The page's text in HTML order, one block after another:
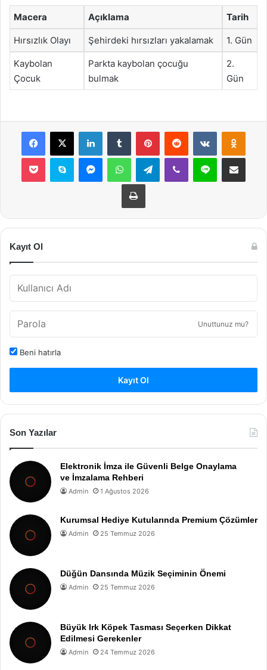
Macera Açıklama Tarih
Hırsızlık Olayı Şehirdeki hırsızları yakalamak 1. Gün
Kaybolan
Çocuk
Parkta kaybolan çocuğu
bulmak
2.
Gün
Facebook
X LinkedInTumblr PinterestReddit VKontakte
Pocket Skype MessengerWhatsAppTelegramViber Line E-Posta ile
Yazdır
Kayıt Ol
Unuttunuz mu?
Beni hatırla
Kayıt Ol
Son Yazılar
Elektronik İmza ile Güvenli Belge Onaylama
ve İmzalama Rehberi
Admin 1 Ağustos 2026
Kurumsal Hediye Kutularında Premium Çözümler
Admin 25 Temmuz 2026
Düğün Dansında Müzik Seçiminin Önemi
Admin 25 Temmuz 2026
Büyük Irk Köpek Tasması Seçerken Dikkat
Edilmesi Gerekenler
Admin 24 Temmuz 2026